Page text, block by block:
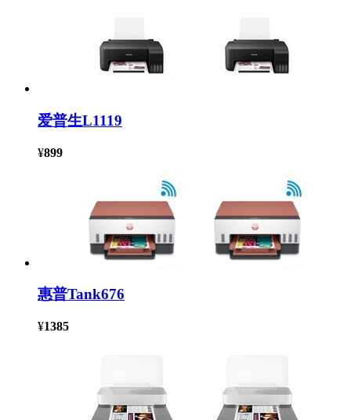
爱普生L1119
¥899
惠普Tank676
¥1385